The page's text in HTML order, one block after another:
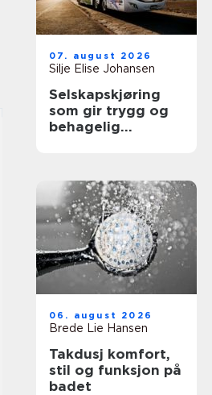
07. august 2026
Silje Elise Johansen
Selskapskjøring
som gir trygg og
behagelig
06. august 2026
Brede Lie Hansen
Takdusj komfort,
stil og funksjon på
badet